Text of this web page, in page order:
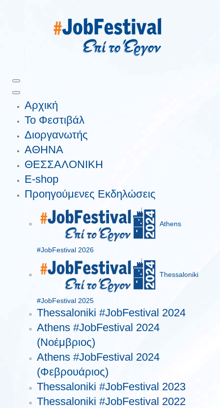
Αρχική
Το Φεστιβάλ
Διοργανωτής
ΑΘΗΝΑ
ΘΕΣΣΑΛΟΝΙΚΗ
E-shop
Προηγούμενες Εκδηλώσεις
Athens
#JobFestival 2026
Thessaloniki
#JobFestival 2025
Thessaloniki #JobFestival 2024
Athens #JobFestival 2024
(Νοέμβριος)
Athens #JobFestival 2024
(Φεβρουάριος)
Thessaloniki #JobFestival 2023
Thessaloniki #JobFestival 2022